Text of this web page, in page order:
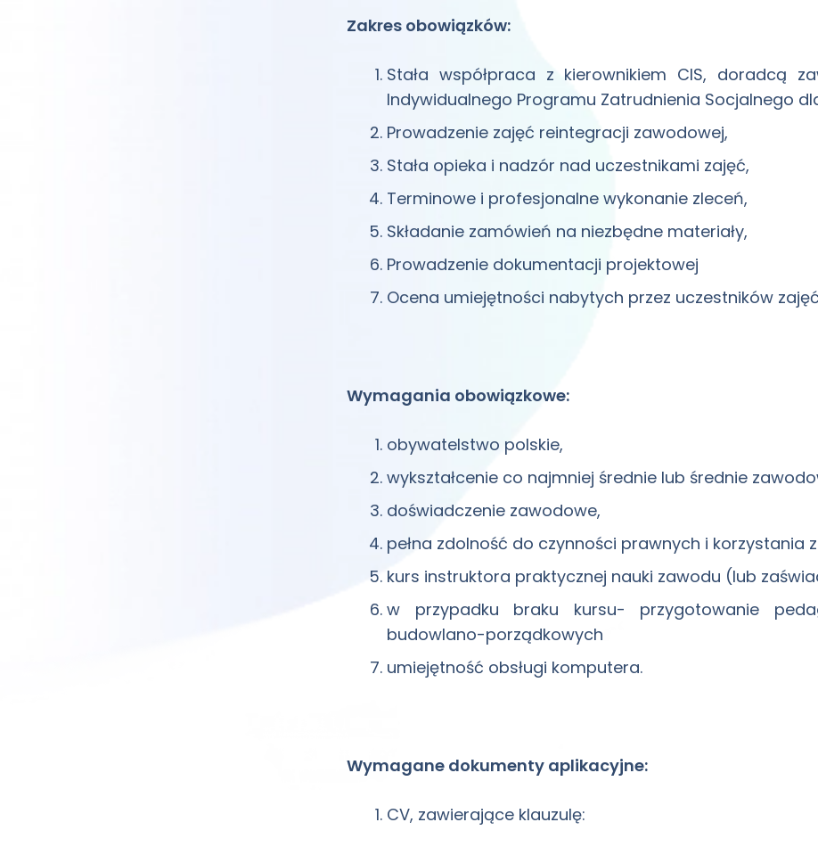
Zakres obowiązków:
Stała współpraca z kierownikiem CIS, doradcą
Indywidualnego Programu Zatrudnienia Socjalnego
Prowadzenie zajęć reintegracji zawodowej,
Stała opieka i nadzór nad uczestnikami zajęć,
Terminowe i profesjonalne wykonanie zleceń,
Składanie zamówień na niezbędne materiały,
Prowadzenie dokumentacji projektowej
Ocena umiejętności nabytych przez uczestników
Wymagania obowiązkowe:
obywatelstwo polskie,
wykształcenie co najmniej średnie lub średnie
doświadczenie zawodowe,
pełna zdolność do czynności prawnych i korzystania
kurs instruktora praktycznej nauki zawodu (lub
w przypadku braku kursu- przygotowanie
budowlano-porządkowych
umiejętność obsługi komputera.
Wymagane dokumenty aplikacyjne:
CV, zawierające klauzulę: